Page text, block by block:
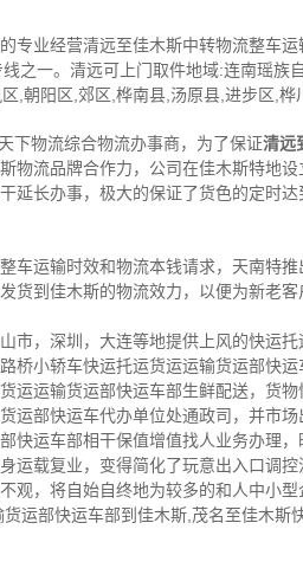
专业经营清远至佳木斯中转物流整车
之一。清远可上门取件地域:连南瑶族
,朝阳区,郊区,桦南县,汤原县,进步区,桦
下物流综合物流办事商，为了保证清远
物流品牌合作力，公司在佳木斯特地
延长办事，极大的保证了货色的定时
车运输时效和物流本钱请求，天南特推
货到佳木斯的物流效力，以便为新老
市，深圳，大连等地提供上风的快运
桥小轿车快运托运货运运输货运部快
运运输货运部快运车部生鲜配送，货
运部快运车代办单位处通政司，并市
快运车部相干保值增值找人业务办理
运载复业，变得简化了玩意出入口调
观，将自始自终地为较多的和人中小
运部快运车部到佳木斯,茂名至佳木